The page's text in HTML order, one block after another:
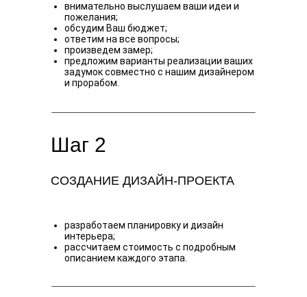
внимательно выслушаем ваши идеи и
пожелания;
обсудим Ваш бюджет;
ответим на все вопросы;
произведем замер;
предложим варианты реализации ваших
задумок совместно с нашим дизайнером
и прорабом.
Шаг 2
СОЗДАНИЕ ДИЗАЙН-ПРОЕКТА
разработаем планировку и дизайн
интерьера;
рассчитаем стоимость с подробным
описанием каждого этапа.